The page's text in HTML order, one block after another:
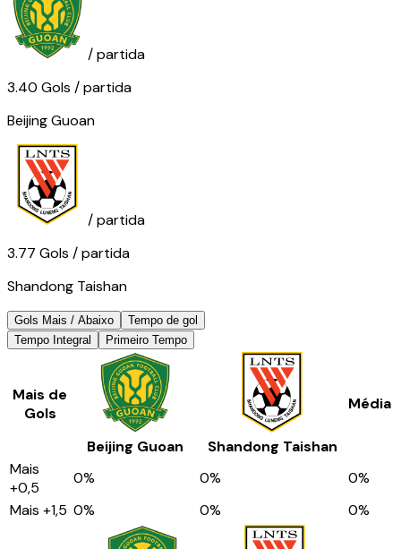
/ partida
3.40 Gols / partida
Beijing Guoan
/ partida
3.77 Gols / partida
Shandong Taishan
Gols Mais / Abaixo
Tempo de gol
Tempo Integral
Primeiro Tempo
Mais de
Gols
Beijing Guoan
Shandong Taishan
Média
Mais
+0,5
0% 0% 0%
Mais +1,5 0% 0% 0%